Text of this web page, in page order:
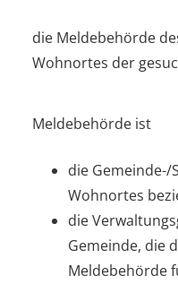
die Meldebehörde
Wohnortes der
Meldebehörde ist
die Gemeinde-/
Wohnortes
die
Gemeinde, die
Meldebehörde